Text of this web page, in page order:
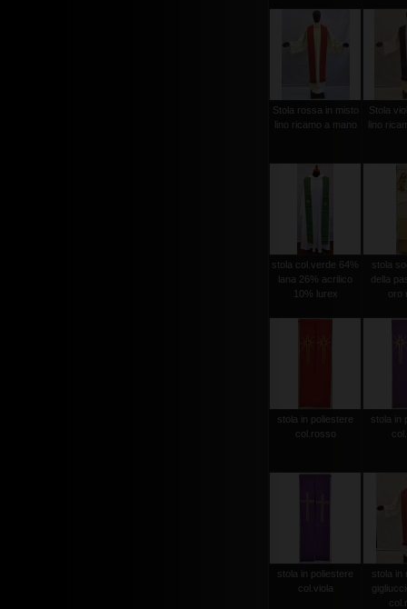
Stola rossa in misto
lino ricamo a mano
Stola
lino
stola col.verde 64%
lana 26% acrilico
10% lurex
stola
della
oro
stola in poliestere
col.rosso
stola in
stola in poliestere
col.viola
stola in